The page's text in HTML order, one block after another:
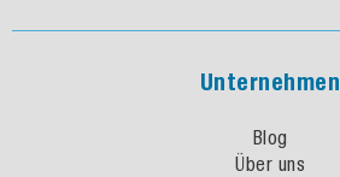
Unternehmen
Blog
Über uns